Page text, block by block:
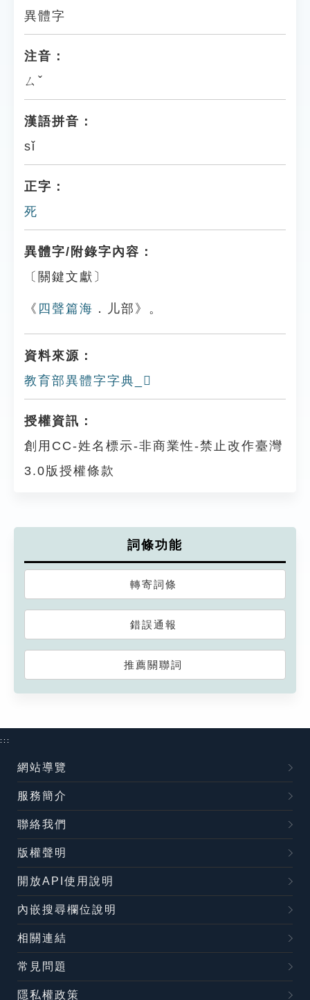
異體字
注音：
ㄙˇ
漢語拼音：
sǐ
正字：
死
異體字/附錄字內容：
〔關鍵文獻〕
《 四聲篇海 ．儿部》。
資料來源：
教育部異體字字典_𠒁
授權資訊：
創用CC-姓名標示-非商業性-禁止改作臺灣
3.0版授權條款
詞條功能
轉寄詞條
錯誤通報
推薦關聯詞
:::
網站導覽
服務簡介
聯絡我們
版權聲明
開放API使用說明
內嵌搜尋欄位說明
相關連結
常見問題
隱私權政策